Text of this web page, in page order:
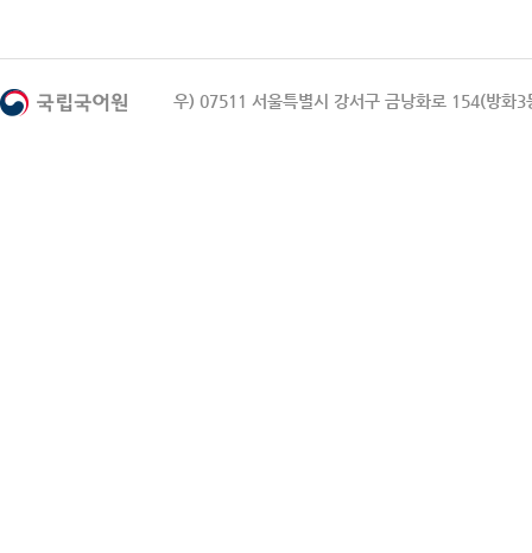
우) 07511 서울특별시 강서구 금낭화로 154(방화3